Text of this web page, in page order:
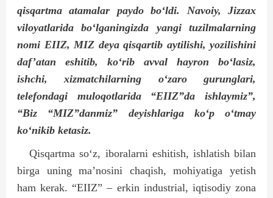
qisqartma atamalar paydo bo‘ldi. Navoiy, Jizzax
viloyatlarida bo‘lganingizda yangi tuzilmalarning
nomi EIIZ, MIZ deya qisqartib aytilishi, yozilishini
daf’atan eshitib, ko‘rib avval hayron bo‘lasiz,
ishchi, xizmatchilarning o‘zaro gurunglari,
telefondagi muloqotlarida “EIIZ”da ishlaymiz”,
“Biz “MIZ”danmiz” deyishlariga ko‘p o‘tmay
ko‘nikib ketasiz.
Qisqartma so‘z, iboralarni eshitish, ishlatish bilan
birga uning ma’nosini chaqish, mohiyatiga yetish
ham kerak. “EIIZ” – erkin industrial, iqtisodiy zona